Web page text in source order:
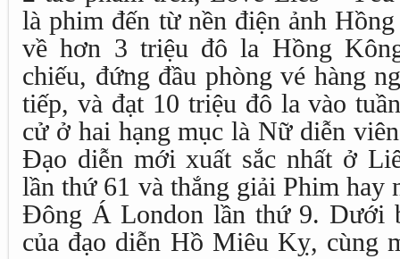
là phim đến từ nền điện ảnh
về hơn 3 triệu đô la Hồng
chiếu, đứng đầu phòng vé hàng
tiếp, và đạt 10 triệu đô la vào
cử ở hai hạng mục là Nữ diễn
Đạo diễn mới xuất sắc nhất ở
lần thứ 61 và thắng giải Phim hay
Đông Á London lần thứ 9. Dưới
của đạo diễn Hồ Miêu Kỵ, cùng